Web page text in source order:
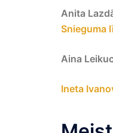
Anita
Snieguma
Aina
Ineta